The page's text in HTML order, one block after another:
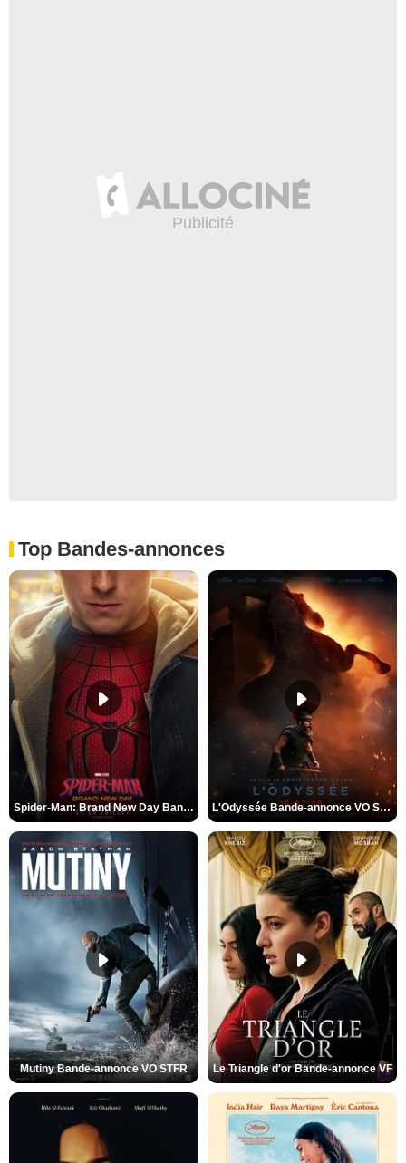
Top Bandes-annonces
Spider-Man: Brand New Day Bande-annonce VO STFR L'Odyssée Bande-annonce VO STFR
Mutiny Bande-annonce VO STFR Le Triangle d'or Bande-annonce VF